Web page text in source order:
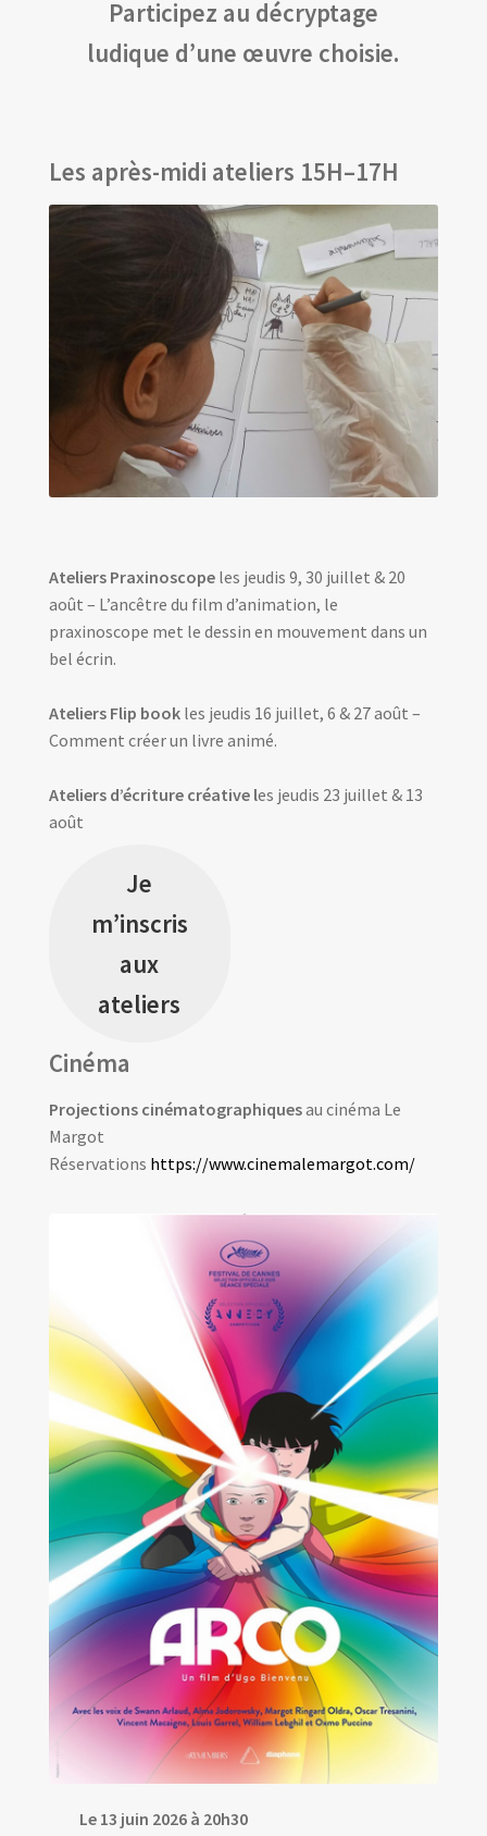
Participez au décryptage
ludique d’une œuvre choisie.
Les après-midi ateliers 15H–17H
Ateliers Praxinoscopeles jeudis 9, 30 juillet & 20
août – L’ancêtre du film d’animation, le
praxinoscope met le dessin en mouvement dans un
bel écrin.
Ateliers Flip bookles jeudis 16 juillet, 6 & 27 août –
Comment créer un livre animé.
Ateliers d’écriture créative les jeudis 23 juillet & 13
août
Je
m’inscris
aux
ateliers
Cinéma
Projections cinématographiquesau cinéma Le
Margot
Réservations https://www.cinemalemargot.com/
Le 13 juin 2026 à 20h30